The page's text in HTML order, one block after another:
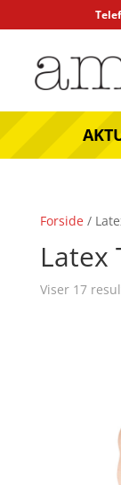
Forside/
Latex
Viser 17